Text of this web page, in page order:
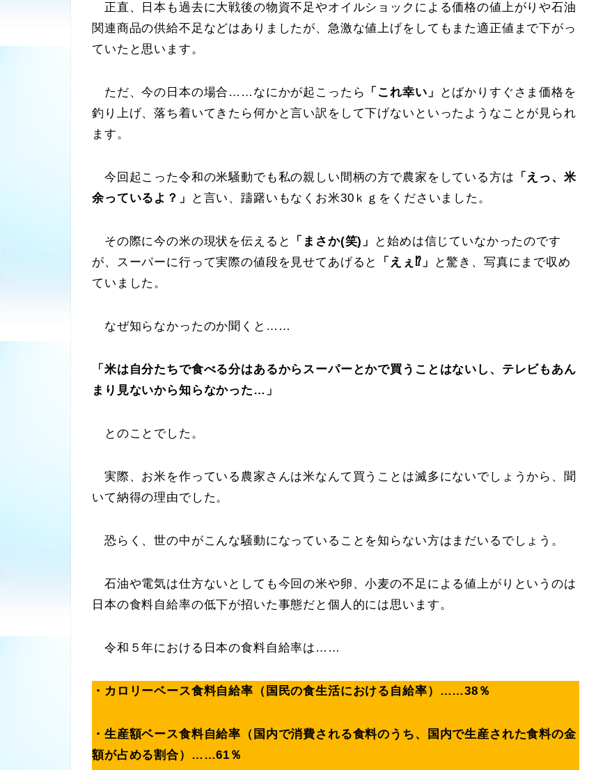
正直、日本も過去に大戦後の物資不足やオイルショックによる価格の値上がりや石油
関連商品の供給不足などはありましたが、急激な値上げをしてもまた適正値まで下がっ
ていたと思います。
ただ、今の日本の場合……なにかが起こったら 「これ幸い」
とばかりすぐさま価格を
釣り上げ、落ち着いてきたら何かと言い訳をして下げないといったようなことが見られ
ます。
今回起こった令和の米騒動でも私の親しい間柄の方で農家をしている方は 「えっ、米
余っているよ？」
と言い、躊躇いもなくお米30ｋｇをくださいました。
その際に今の米の現状を伝えると 「まさか(笑)」
と始めは信じていなかったのです
が、スーパーに行って実際の値段を見せてあげると
「えぇ⁉」
と驚き、写真にまで収め
ていました。
なぜ知らなかったのか聞くと……
「米は自分たちで食べる分はあるからスーパーとかで買うことはないし、テレビもあん
まり見ないから知らなかった…」
とのことでした。
実際、お米を作っている農家さんは米なんて買うことは滅多にないでしょうから、聞
いて納得の理由でした。
恐らく、世の中がこんな騒動になっていることを知らない方はまだいるでしょう。
石油や電気は仕方ないとしても今回の米や卵、小麦の不足による値上がりというのは
日本の食料自給率の低下が招いた事態だと個人的には思います。
令和５年における日本の食料自給率は……
・カロリーベース食料自給率（国民の食生活における自給率）……38％
・生産額ベース食料自給率（国内で消費される食料のうち、国内で生産された食料の金
額が占める割合）……61％